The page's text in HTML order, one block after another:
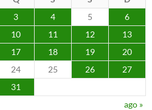
3 4 5
6
10 11 12
13
17 18 19
20
24 25 26
27
31
ago »